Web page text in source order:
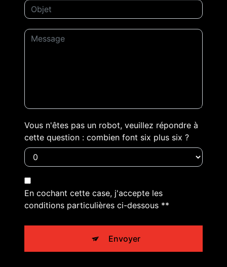
Vous n'êtes pas un robot, veuillez répondre à
cette question : combien font six plus six ?
En cochant cette case, j'accepte les
conditions particulières ci-dessous **
Envoyer